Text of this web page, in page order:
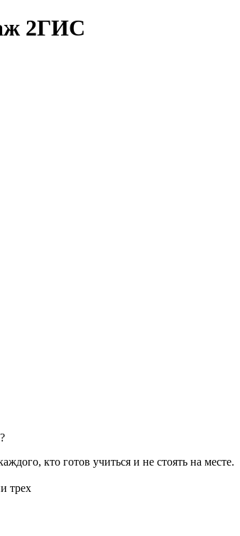
2ГИС
кто готов учиться и не стоять на месте.
трех